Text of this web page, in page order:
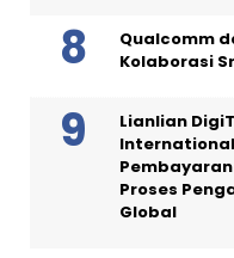
Qualcomm
Kolaborasi
Lianlian
Proses
Global